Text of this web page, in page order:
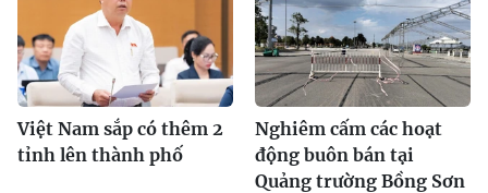
Việt Nam sắp có thêm 2
tỉnh lên thành phố
Nghiêm cấm các hoạt
động buôn bán tại
Quảng trường Bồng Sơn